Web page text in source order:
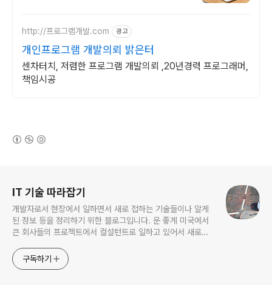
http://프로그램개발.com 광고
개인프로그램 개발의뢰 밝은터
센차터치, 저렴한 프로그램 개발의뢰 ,20년경력 프로그래머,
책임시공
IT 기술 따라잡기
개발자로서 현장에서 일하면서 새로 접하는 기술들이나 알게
된 정보 등을 정리하기 위한 블로그입니다. 운 좋게 미국에서
큰 회사들의 프로젝트에서 컬설턴트로 일하고 있어서 새로운
사용되는 툴들에 대해 많은 분들과 정보를 공유하고 싶습니다.
구독하기